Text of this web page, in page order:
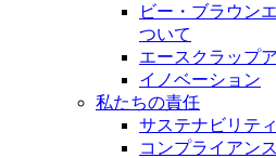
ビー・ブラウン
ついて
エースクラップ
イノベーション
私たちの責任
サステナビリティ
コンプライアンス